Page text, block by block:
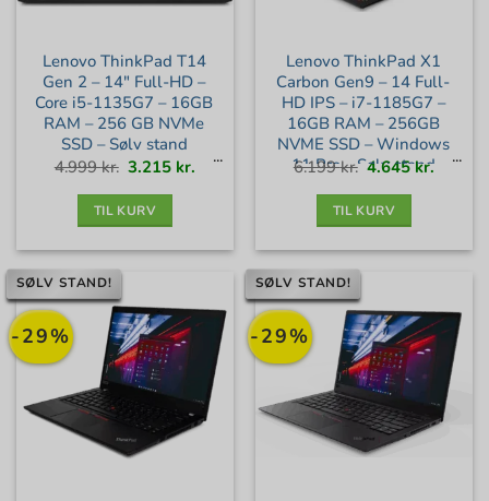
Lenovo ThinkPad T14
Gen 2 – 14″ Full-HD –
Core i5-1135G7 – 16GB
RAM – 256 GB NVMe
SSD – Sølv stand
4.999kr. Den
oprindelige
pris
3.215 kr. Den
TIL KURV
Lenovo ThinkPad X1
Carbon Gen9 – 14 Full-
HD IPS – i7-1185G7 –
16GB RAM – 256GB
NVME SSD – Windows
11 Pro – Sølv stand
6.199kr. Den
oprindelige
pris
4.645kr.Den
TIL KURV
-29%
SØLV STAND!
-29%
SØLV STAND!